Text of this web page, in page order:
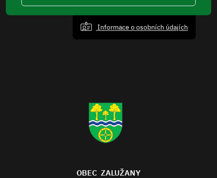
Informace o osobních údajích
OBEC ZALUŽANY